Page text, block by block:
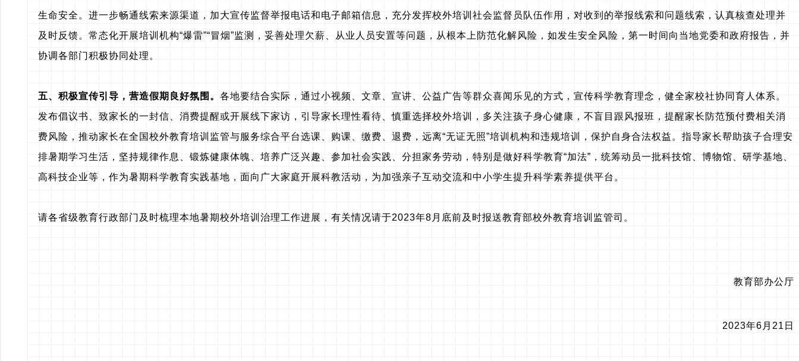
生命安全。进一步畅通线索来源渠道，加大宣传监督举报电话和电子邮箱信息，充分发挥校外培训社会监督员队伍作用，对收到的举报线索和问题线索，认真核查处理并
及时反馈。常态化开展培训机构“爆雷”“冒烟”监测，妥善处理欠薪、从业人员安置等问题，从根本上防范化解风险，如发生安全风险，第一时间向当地党委和政府报告，并
协调各部门积极协同处理。
五、积极宣传引导，营造假期良好氛围。 各地要结合实际，通过小视频、文章、宣讲、公益广告等群众喜闻乐见的方式，宣传科学教育理念，健全家校社协同育人体系。
发布倡议书、致家长的一封信、消费提醒或开展线下家访，引导家长理性看待、慎重选择校外培训，多关注孩子身心健康，不盲目跟风报班，提醒家长防范预付费相关消
费风险，推动家长在全国校外教育培训监管与服务综合平台选课、购课、缴费、退费，远离“无证无照”培训机构和违规培训，保护自身合法权益。指导家长帮助孩子合理安
排暑期学习生活，坚持规律作息、锻炼健康体魄、培养广泛兴趣、参加社会实践、分担家务劳动，特别是做好科学教育“加法”，统筹动员一批科技馆、博物馆、研学基地、
高科技企业等，作为暑期科学教育实践基地，面向广大家庭开展科教活动，为加强亲子互动交流和中小学生提升科学素养提供平台。
请各省级教育行政部门及时梳理本地暑期校外培训治理工作进展，有关情况请于2023年8月底前及时报送教育部校外教育培训监管司。
教育部办公厅
2023年6月21日